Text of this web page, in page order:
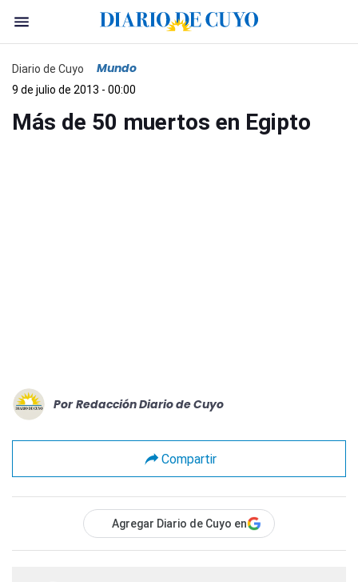
Diario de Cuyo Mundo
9 de julio de 2013 - 00:00
Más de 50 muertos en Egipto
Por Redacción Diario de Cuyo
Compartir
Agregar Diario de Cuyo en